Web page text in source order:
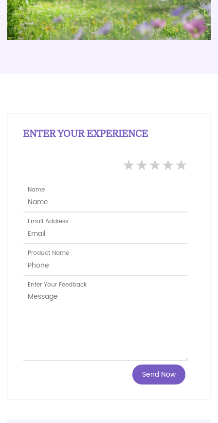
ENTER YOUR EXPERIENCE
★
★
★
★
★
Name
Email Address
Product Name
Enter Your Feedback
Send Now